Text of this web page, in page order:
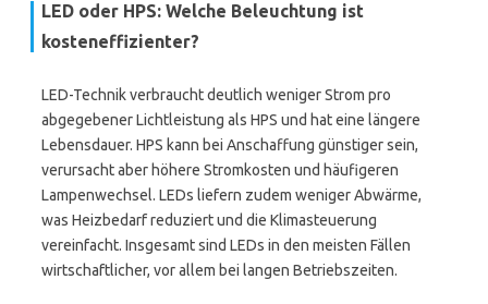
LED oder HPS: Welche Beleuchtung ist
kosteneffizienter?
LED-Technik verbraucht deutlich weniger Strom pro
abgegebener Lichtleistung als HPS und hat eine längere
Lebensdauer. HPS kann bei Anschaffung günstiger sein,
verursacht aber höhere Stromkosten und häufigeren
Lampenwechsel. LEDs liefern zudem weniger Abwärme,
was Heizbedarf reduziert und die Klimasteuerung
vereinfacht. Insgesamt sind LEDs in den meisten Fällen
wirtschaftlicher, vor allem bei langen Betriebszeiten.